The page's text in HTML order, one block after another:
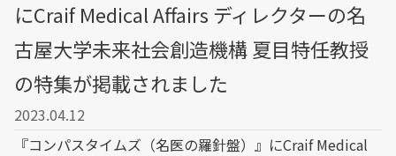
にCraif Medical Affairs ディレクターの名
古屋大学未来社会創造機構 夏目特任教授
の特集が掲載されました
2023.04.12
『コンパスタイムズ（名医の羅針盤）』にCraif Medical